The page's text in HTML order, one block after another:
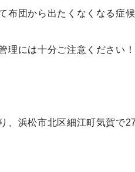
布団から出たくなくなる症
理には十分ご注意ください！
、浜松市北区細江町気賀で